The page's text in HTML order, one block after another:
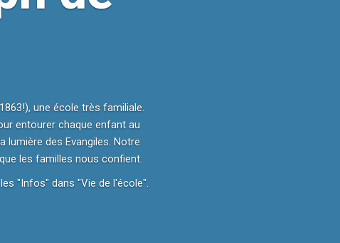
une école très familiale.
entourer chaque enfant au
lumière des Evangiles. Notre
les familles nous confient.
"Infos" dans "Vie de l'école".